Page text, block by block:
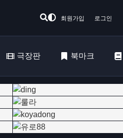
회원가입 로그인
극장판 북마크